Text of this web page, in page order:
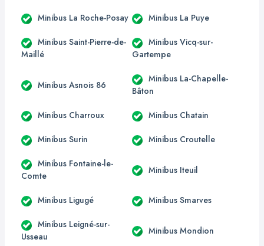
Minibus La Roche-Posay Minibus La Puye
Minibus Saint-Pierre-de-
Maillé
Minibus Vicq-sur-
Gartempe
Minibus Asnois 86
Minibus La-Chapelle-
Bâton
Minibus Charroux Minibus Chatain
Minibus Surin Minibus Croutelle
Minibus Fontaine-le-
Comte
Minibus Iteuil
Minibus Ligugé Minibus Smarves
Minibus Leigné-sur-
Usseau
Minibus Mondion